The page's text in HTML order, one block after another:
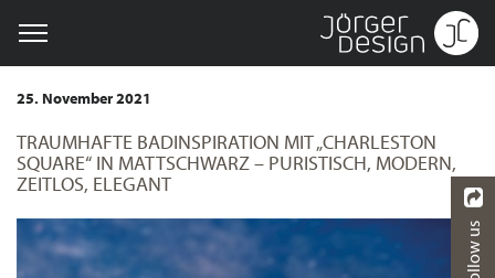
25. November 2021
TRAUMHAFTE BADINSPIRATION MIT „CHARLESTON
SQUARE“ IN MATTSCHWARZ – PURISTISCH, MODERN,
ZEITLOS, ELEGANT
Follow us